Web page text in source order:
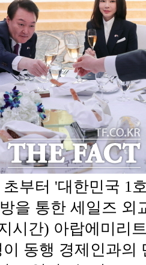
부터 '대한민국 1
을 통한 세일즈 외
시간) 아랍에미리
동행 경제인과의